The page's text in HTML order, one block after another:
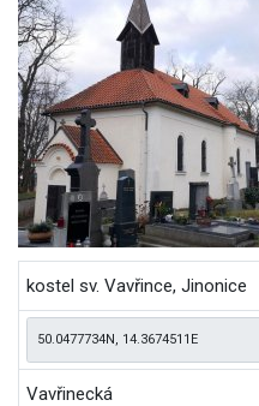
kostel sv. Vavřince, Jinonice
Vavřinecká